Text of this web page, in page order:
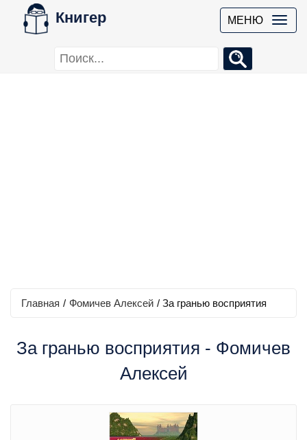
Книгер МЕНЮ
Главная / Фомичев Алексей / За гранью восприятия
За гранью восприятия - Фомичев
Алексей